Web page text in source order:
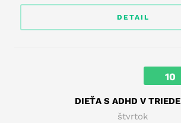
DETAIL
10
DIEŤA S ADHD V TRIEDE
štvrtok